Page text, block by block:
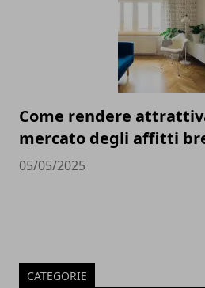
Come rendere
mercato degli affitti
05/05/2025
CATEGORIE